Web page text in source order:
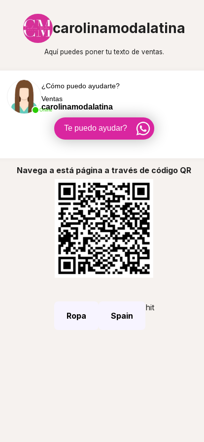
carolinamodalatina
Aquí puedes poner tu texto de ventas.
Online
¿Cómo puedo ayudarte?
Ventas
carolinamodalatina
Te puedo ayudar?
Navega a está página a través de código QR
Ropa Spain
hit